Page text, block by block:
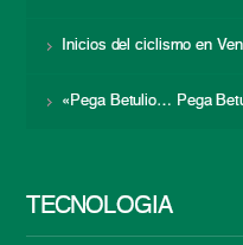
Inicios del ciclismo en
«Pega Betulio… Pega
TECNOLOGÍA